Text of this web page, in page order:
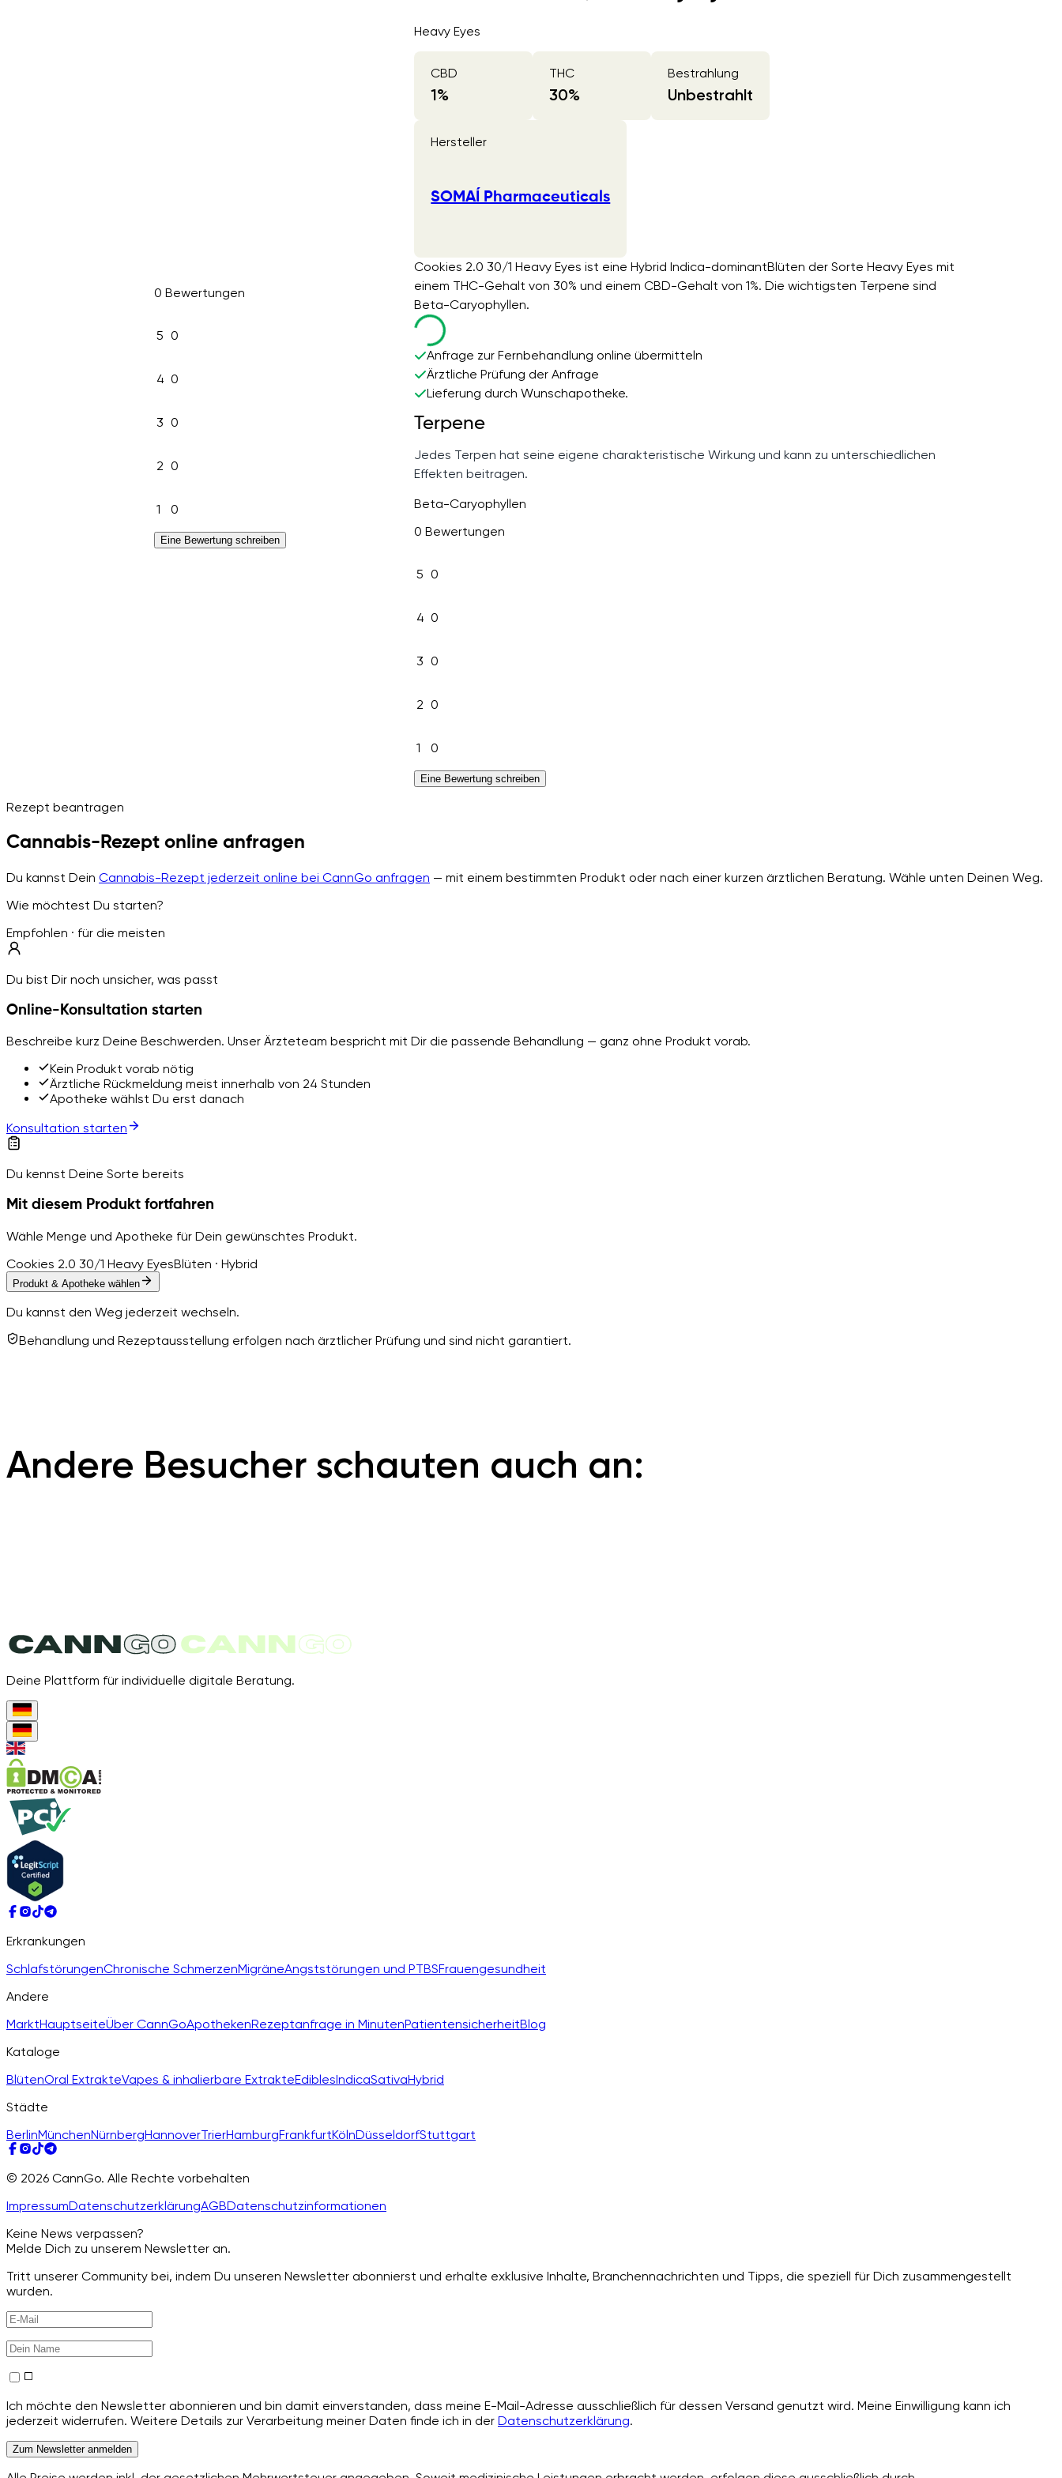
0 Bewertungen
5 0
4 0
3 0
2 0
1 0
Eine Bewertung schreiben
Heavy Eyes
CBD
1%
THC
30%
Bestrahlung
Unbestrahlt
Hersteller
SOMAÍ Pharmaceuticals
Cookies 2.0 30/1 Heavy Eyes ist eine Hybrid Indica-dominantBlüten der Sorte Heavy Eyes mit
einem THC-Gehalt von 30% und einem CBD-Gehalt von 1%. Die wichtigsten Terpene sind
Beta-Caryophyllen.
Anfrage zur Fernbehandlung online übermitteln
Ärztliche Prüfung der Anfrage
Lieferung durch Wunschapotheke.
Terpene
Jedes Terpen hat seine eigene charakteristische Wirkung und kann zu unterschiedlichen
Effekten beitragen.
Beta-Caryophyllen
0 Bewertungen
5 0
4 0
3 0
2 0
1 0
Eine Bewertung schreiben
Rezept beantragen
Cannabis-Rezept online anfragen
Du kannst Dein Cannabis-Rezept jederzeit online bei CannGo anfragen — mit einem bestimmten Produkt oder nach einer kurzen ärztlichen Beratung. Wähle unten Deinen Weg.
Wie möchtest Du starten?
Empfohlen · für die meisten
Du bist Dir noch unsicher, was passt
Online-Konsultation starten
Beschreibe kurz Deine Beschwerden. Unser Ärzteteam bespricht mit Dir die passende Behandlung — ganz ohne Produkt vorab.
Kein Produkt vorab nötig
Ärztliche Rückmeldung meist innerhalb von 24 Stunden
Apotheke wählst Du erst danach
Konsultation starten
Du kennst Deine Sorte bereits
Mit diesem Produkt fortfahren
Wähle Menge und Apotheke für Dein gewünschtes Produkt.
Cookies 2.0 30/1 Heavy EyesBlüten · Hybrid
Produkt & Apotheke wählen
Du kannst den Weg jederzeit wechseln.
Behandlung und Rezeptausstellung erfolgen nach ärztlicher Prüfung und sind nicht garantiert.
Andere Besucher schauten auch an:
Deine Plattform für individuelle digitale Beratung.
Erkrankungen
SchlafstörungenChronische SchmerzenMigräneAngststörungen und PTBSFrauengesundheit
Andere
MarktHauptseiteÜber CannGoApothekenRezeptanfrage in MinutenPatientensicherheitBlog
Kataloge
BlütenOral ExtrakteVapes & inhalierbare ExtrakteEdiblesIndicaSativaHybrid
Städte
BerlinMünchenNürnbergHannoverTrierHamburgFrankfurtKölnDüsseldorfStuttgart
© 2026 CannGo. Alle Rechte vorbehalten
ImpressumDatenschutzerklärungAGBDatenschutzinformationen
Keine News verpassen?
Melde Dich zu unserem Newsletter an.
Tritt unserer Community bei, indem Du unseren Newsletter abonnierst und erhalte exklusive Inhalte, Branchennachrichten und Tipps, die speziell für Dich zusammengestellt
wurden.
Ich möchte den Newsletter abonnieren und bin damit einverstanden, dass meine E-Mail-Adresse ausschließlich für dessen Versand genutzt wird. Meine Einwilligung kann ich
jederzeit widerrufen. Weitere Details zur Verarbeitung meiner Daten finde ich in der Datenschutzerklärung.
Zum Newsletter anmelden